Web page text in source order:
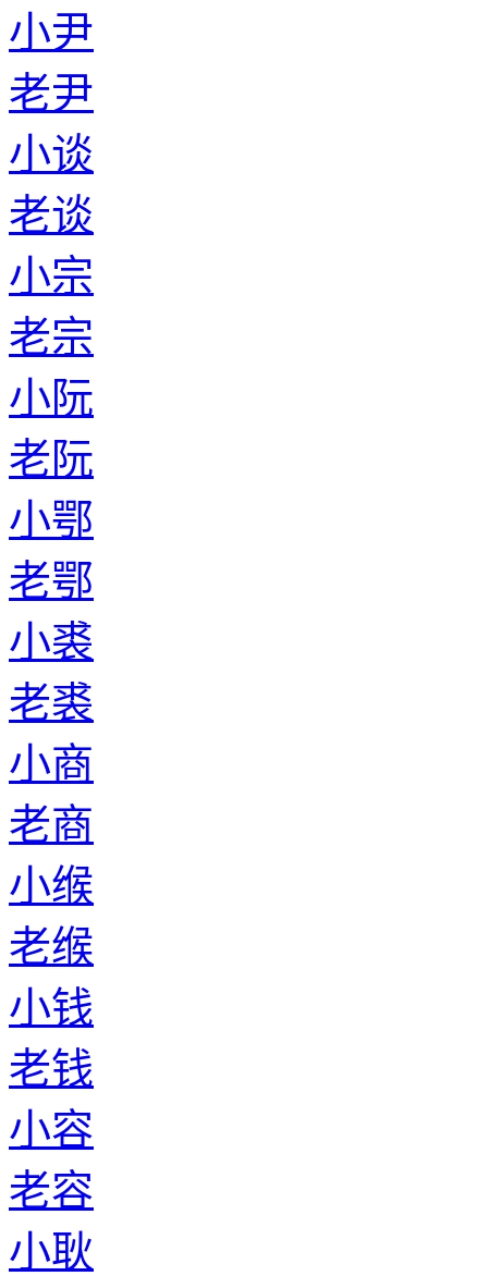
小尹
老尹
小谈
老谈
小宗
老宗
小阮
老阮
小鄂
老鄂
小裘
老裘
小商
老商
小缑
老缑
小钱
老钱
小容
老容
小耿